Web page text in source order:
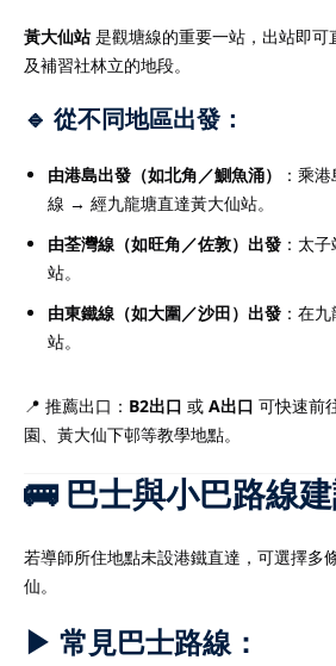
黃大仙站是觀塘線的重要一站，出站即可
及補習社林立的地段。
🔹 從不同地區出發：
由港島出發（如北角／鰂魚涌）
：乘
線 → 經九龍塘直達黃大仙站。
由荃灣線（如旺角／佐敦）出發 ：太
站。
由東鐵線（如大圍／沙田）出發 ：在
站。
📍 推薦出口： B2出口 或 A出口 可快速前
園、黃大仙下邨等教學地點。
🚌 巴士與小巴路線
若導師所住地點未設港鐵直達，可選擇多
仙。
▶ 常見巴士路線：